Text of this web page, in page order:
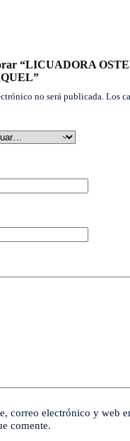
“LICUADORA
no será publicada. Los
correo electrónico y web
comente.